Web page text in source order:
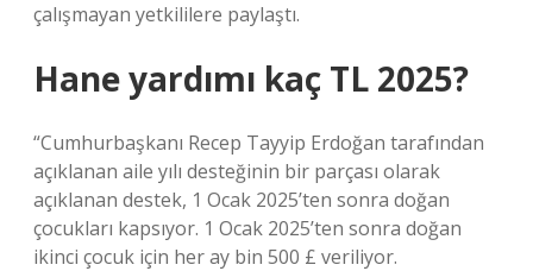
çalışmayan yetkililere paylaştı.
Hane yardımı kaç TL 2025?
“Cumhurbaşkanı Recep Tayyip Erdoğan tarafından
açıklanan aile yılı desteğinin bir parçası olarak
açıklanan destek, 1 Ocak 2025’ten sonra doğan
çocukları kapsıyor. 1 Ocak 2025’ten sonra doğan
ikinci çocuk için her ay bin 500 £ veriliyor.